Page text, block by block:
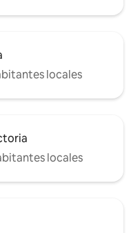
locales
locales